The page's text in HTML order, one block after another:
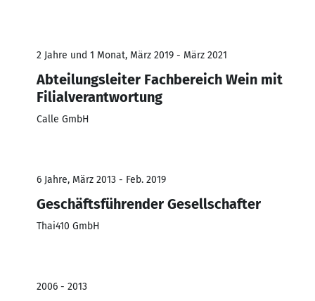
2 Jahre und 1 Monat, März 2019 - März 2021
Abteilungsleiter Fachbereich Wein mit
Filialverantwortung
Calle GmbH
6 Jahre, März 2013 - Feb. 2019
Geschäftsführender Gesellschafter
Thai410 GmbH
2006 - 2013